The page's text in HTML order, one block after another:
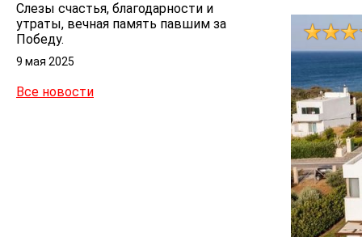
Слезы счастья, благодарности и
утраты, вечная память павшим за
Победу.
9 мая 2025
Все новости